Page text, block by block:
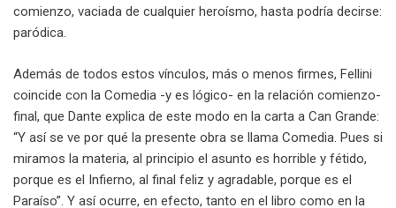
comienzo, vaciada de cualquier heroísmo, hasta podría decirse:
paródica.
Además de todos estos vínculos, más o menos firmes, Fellini
coincide con la Comedia -y es lógico- en la relación comienzo-
final, que Dante explica de este modo en la carta a Can Grande:
“Y así se ve por qué la presente obra se llama Comedia. Pues si
miramos la materia, al principio el asunto es horrible y fétido,
porque es el Infierno, al final feliz y agradable, porque es el
Paraíso”. Y así ocurre, en efecto, tanto en el libro como en la